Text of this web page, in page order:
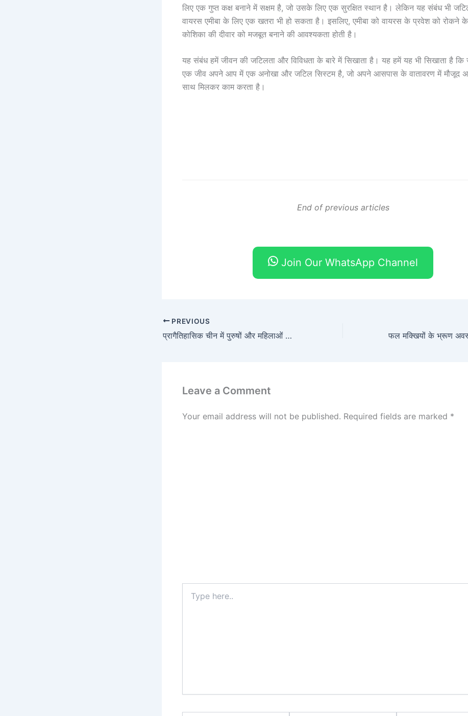
लिए एक गुप्त कक्ष बनाने में सक्षम है, जो उसके लिए एक सुरक्षित स्थान है। लेकिन यह संबंध भी
वायरस एमीबा के लिए एक खतरा भी हो सकता है। इसलिए, एमीबा को वायरस के प्रवेश को रोकने
कोशिका की दीवार को मजबूत बनाने की आवश्यकता होती है।
यह संबंध हमें जीवन की जटिलता और विविधता के बारे में सिखाता है। यह हमें यह भी सिखाता है कि
एक जीव अपने आप में एक अनोखा और जटिल सिस्टम है, जो अपने आसपास के वातावरण में मौजूद
साथ मिलकर काम करता है।
End of previous articles
Join Our WhatsApp Channel
PREVIOUS
प्रागैतिहासिक चीन में पुरुषों और महिलाओं की भूमिकाएं डीएनए विश्लेषण से उजागर
Leave a Comment
Your email address will not be published. Required fields are marked *
here..